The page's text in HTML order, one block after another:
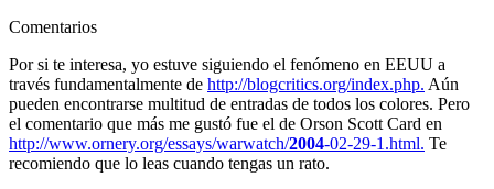
Comentarios
Por si te interesa, yo estuve siguiendo el fenómeno en EEUU a
través fundamentalmente de http://blogcritics.org/index.php. Aún
pueden encontrarse multitud de entradas de todos los colores. Pero
el comentario que más me gustó fue el de Orson Scott Card en
http://www.ornery.org/essays/warwatch/2004-02-29-1.html. Te
recomiendo que lo leas cuando tengas un rato.